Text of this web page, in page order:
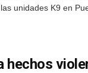
unidades K9 en
hechos